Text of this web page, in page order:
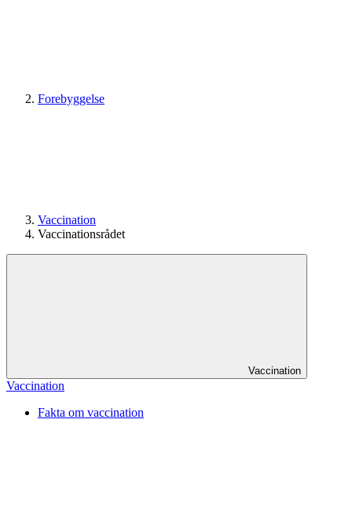
Forebyggelse
Vaccination
Vaccinationsrådet
Vaccination
Vaccination
Fakta om vaccination